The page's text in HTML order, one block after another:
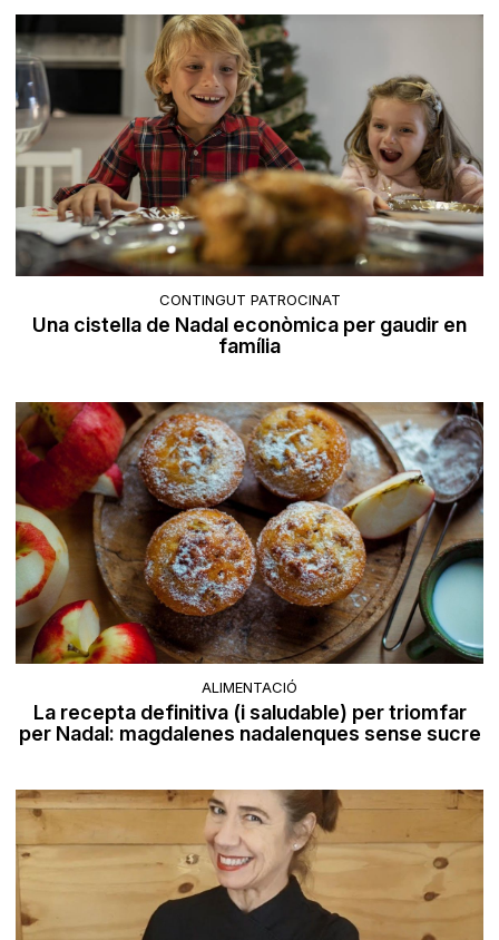
CONTINGUT PATROCINAT
Una cistella de Nadal econòmica per gaudir en
família
ALIMENTACIÓ
La recepta definitiva (i saludable) per triomfar
per Nadal: magdalenes nadalenques sense sucre